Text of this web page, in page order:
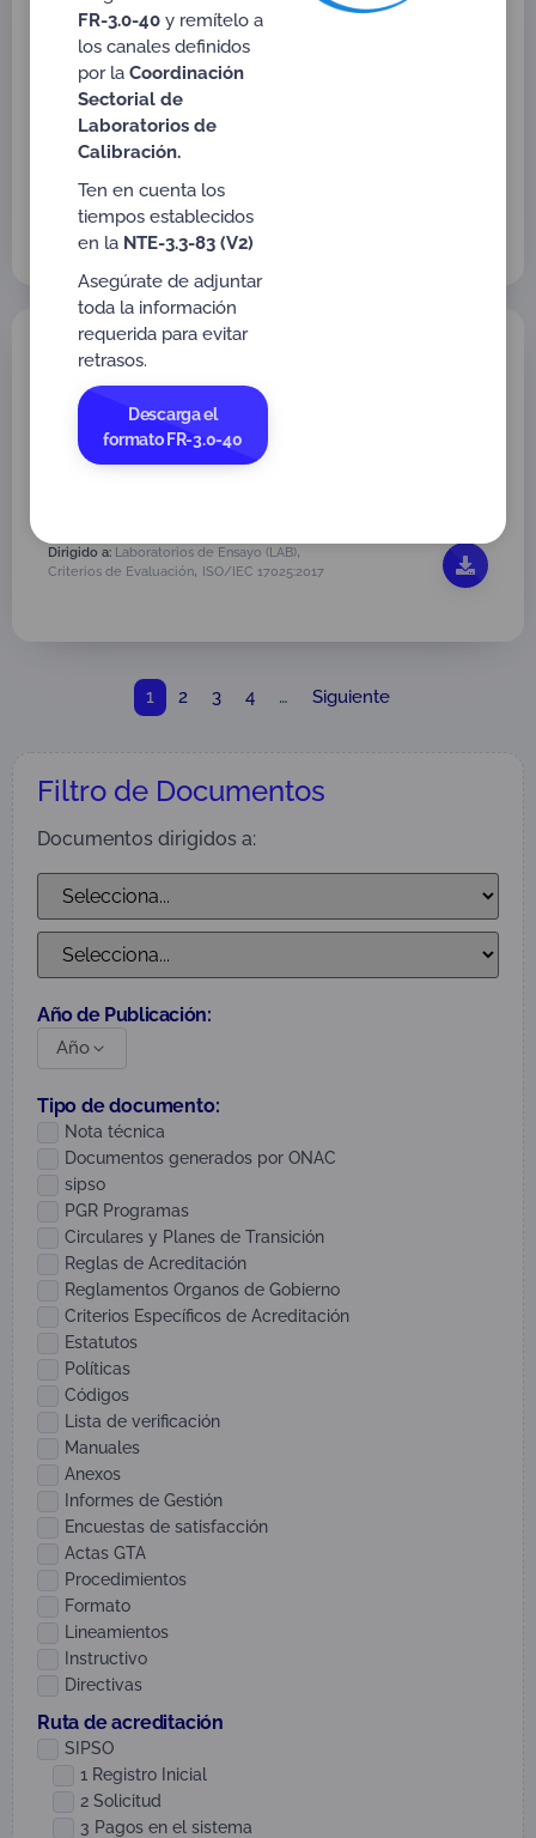
DEL PLAN DE PARTICIPACIÓN EN
ENSAYOS DE APTITUD Y/O
COMPARACIONES DISTINTAS A ENSAYOS
DE APTITUD
Vigente a partir de: 2026-05-04
Vigente
Versión: 6
Dirigido a:Criterios de Evaluación
Laboratorios Médicos o Clínicos (LCL)
FR-3.3-48 (Antes FR-3.3.1-03)
SEGUIMIENTO A LA IMPLEMENTACIÓN
DEL PLAN DE PARTICIPACIÓN EN
ENSAYOS DE APTITUD Y/O
COMPARACIONES DISTINTAS A ENSAYOS
DE APTITUD
Dirigido a: Laboratorios de Ensayo (LAB),
Criterios de Evaluación, ISO/IEC 17025:2017
1 2 3 4 … Siguiente
Filtro de Documentos
Documentos dirigidos a:
Año de Publicación:
Año
Tipo de documento:
Nota técnica
Documentos generados por ONAC
sipso
PGR Programas
Circulares y Planes de Transición
Reglas de Acreditación
Reglamentos Organos de Gobierno
Criterios Específicos de Acreditación
Estatutos
Políticas
Códigos
Lista de verificación
Manuales
Anexos
Informes de Gestión
Encuestas de satisfacción
Actas GTA
Procedimientos
Formato
Lineamientos
Instructivo
Directivas
Ruta de acreditación
SIPSO
1 Registro Inicial
2 Solicitud
3 Pagos en el sistema
FR-3.0-40y remítelo a
los canales definidos
por la Coordinación
Sectorial de
Laboratorios de
Calibración.
Ten en cuenta los
tiempos establecidos
en la NTE-3.3-83 (V2)
Asegúrate de adjuntar
toda la información
requerida para evitar
retrasos.
Descarga el
formato FR-3.0-40